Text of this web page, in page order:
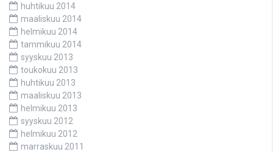
huhtikuu 2014
maaliskuu 2014
helmikuu 2014
tammikuu 2014
syyskuu 2013
toukokuu 2013
huhtikuu 2013
maaliskuu 2013
helmikuu 2013
syyskuu 2012
helmikuu 2012
marraskuu 2011